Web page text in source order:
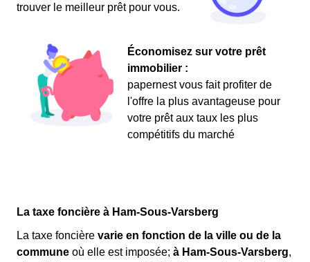
trouver le meilleur prêt pour vous.
Économisez sur votre prêt
immobilier :
papernest vous fait profiter de
l'offre la plus avantageuse pour
votre prêt aux taux les plus
compétitifs du marché
La taxe foncière à Ham-Sous-Varsberg
La taxe foncière varie en fonction de la ville ou de la
commune où elle est imposée; à Ham-Sous-Varsberg,